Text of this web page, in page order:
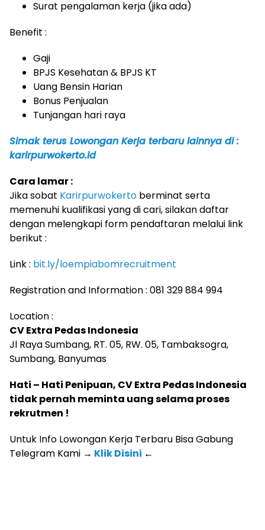
Surat pengalaman kerja (jika ada)
Benefit :
Gaji
BPJS Kesehatan & BPJS KT
Uang Bensin Harian
Bonus Penjualan
Tunjangan hari raya
Simak terus Lowongan Kerja terbaru lainnya di :
karirpurwokerto.id
Cara lamar :
Jika sobat Karirpurwokerto berminat serta
memenuhi kualifikasi yang di cari, silakan daftar
dengan melengkapi form pendaftaran melalui link
berikut :
Link : bit.ly/loempiabomrecruitment
Registration and Information : 081 329 884 994
Location :
CV Extra Pedas Indonesia
Jl Raya Sumbang, RT. 05, RW. 05, Tambaksogra,
Sumbang, Banyumas
Hati – Hati Penipuan, CV Extra Pedas Indonesia
tidak pernah meminta uang selama proses
rekrutmen !
Untuk Info Lowongan Kerja Terbaru Bisa Gabung
Telegram Kami → Klik Disini ←